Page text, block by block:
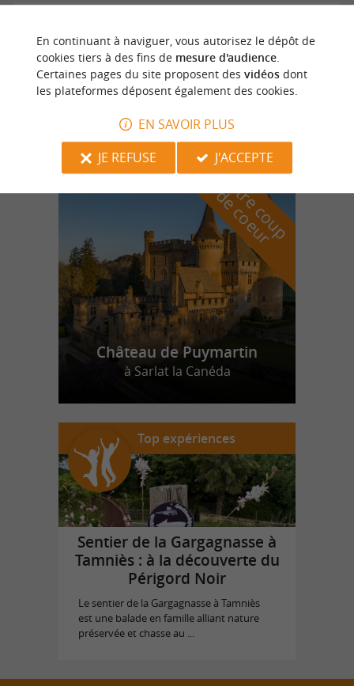
Froid Cuisine 24
n
o
t
r
e
c
o
u
p
d
e
c
o
e
u
r
Château de Puymartin
à Sarlat la Canéda
Top expériences
Sentier de la Gargagnasse à
Tamniès : à la découverte du
Périgord Noir
Le sentier de la Gargagnasse à Tamniès
est une balade en famille alliant nature
préservée et chasse au ...
En continuant à naviguer, vous autorisez le dépôt de
cookies tiers à des fins de mesure d'audience.
Certaines pages du site proposent des vidéosdont
les plateformes déposent également des cookies.
EN SAVOIR PLUS
JE REFUSE
J'ACCEPTE